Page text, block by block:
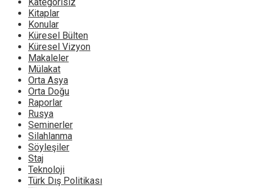
Kitaplar
Konular
Küresel Bülten
Küresel Vizyon
Makaleler
Mülakat
Orta Asya
Orta Doğu
Raporlar
Rusya
Seminerler
Silahlanma
Söyleşiler
Staj
Teknoloji
Türk Dış Politikası